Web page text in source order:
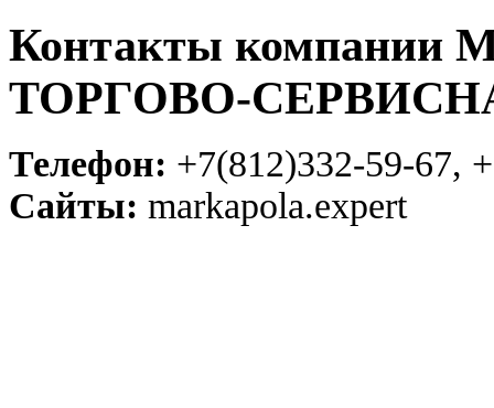
Контакты
ТОРГОВО-
Телефон: +7(812)332-59-67,
Сайты: markapola.expert